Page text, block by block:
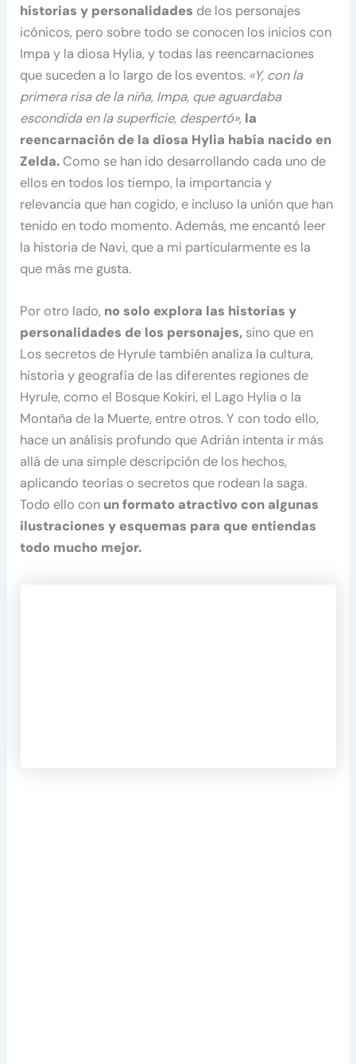
historias y personalidades de los personajes
icónicos, pero sobre todo se conocen los inicios con
Impa y la diosa Hylia, y todas las reencarnaciones
que suceden a lo largo de los eventos. «Y, con la
primera risa de la niña, Impa, que aguardaba
escondida en la superficie, despertó», la
reencarnación de la diosa Hylia había nacido en
Zelda.Como se han ido desarrollando cada uno de
ellos en todos los tiempo, la importancia y
relevancia que han cogido, e incluso la unión que han
tenido en todo momento. Además, me encantó leer
la historia de Navi, que a mi particularmente es la
que más me gusta.
Por otro lado, no solo explora las historias y
personalidades de los personajes, sino que en
Los secretos de Hyrule también analiza la cultura,
historia y geografía de las diferentes regiones de
Hyrule, como el Bosque Kokiri, el Lago Hylia o la
Montaña de la Muerte, entre otros. Y con todo ello,
hace un análisis profundo que Adrián intenta ir más
allá de una simple descripción de los hechos,
aplicando teorías o secretos que rodean la saga.
Todo ello con un formato atractivo con algunas
ilustraciones y esquemas para que entiendas
todo mucho mejor.